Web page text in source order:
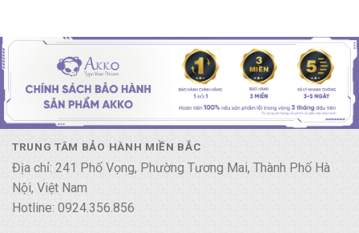
TRUNG TÂM BẢO HÀNH MIỀN BẮC
Địa chỉ: 241 Phố Vọng, Phường Tương Mai, Thành Phố Hà
Nội, Việt Nam
Hotline: 0924.356.856